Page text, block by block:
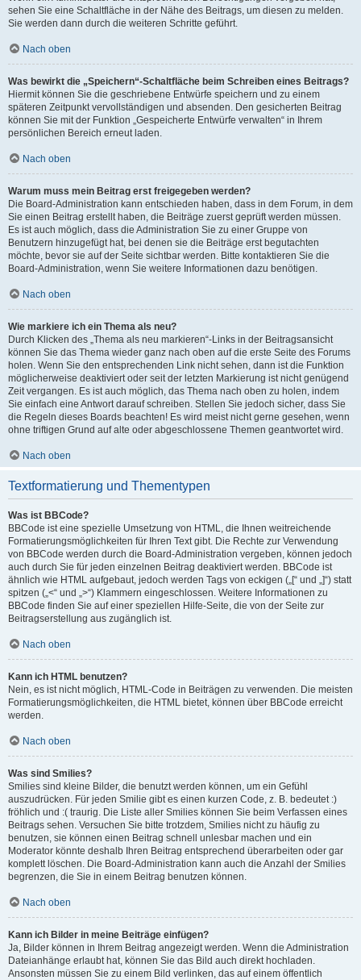
sehen Sie eine Schaltfläche in der Nähe des Beitrags, um diesen zu melden.
Sie werden dann durch die weiteren Schritte geführt.
Nach oben
Was bewirkt die „Speichern“-Schaltfläche beim Schreiben eines Beitrags?
Hiermit können Sie die geschriebene Entwürfe speichern und zu einem
späteren Zeitpunkt vervollständigen und absenden. Den gesicherten Beitrag
können Sie mit der Funktion „Gespeicherte Entwürfe verwalten“ in Ihrem
persönlichen Bereich erneut laden.
Nach oben
Warum muss mein Beitrag erst freigegeben werden?
Die Board-Administration kann entschieden haben, dass in dem Forum, in dem
Sie einen Beitrag erstellt haben, die Beiträge zuerst geprüft werden müssen.
Es ist auch möglich, dass die Administration Sie zu einer Gruppe von
Benutzern hinzugefügt hat, bei denen sie die Beiträge erst begutachten
möchte, bevor sie auf der Seite sichtbar werden. Bitte kontaktieren Sie die
Board-Administration, wenn Sie weitere Informationen dazu benötigen.
Nach oben
Wie markiere ich ein Thema als neu?
Durch Klicken des „Thema als neu markieren“-Links in der Beitragsansicht
können Sie das Thema wieder ganz nach oben auf die erste Seite des Forums
holen. Wenn Sie den entsprechenden Link nicht sehen, dann ist die Funktion
möglicherweise deaktiviert oder seit der letzten Markierung ist nicht genügend
Zeit vergangen. Es ist auch möglich, das Thema nach oben zu holen, indem
Sie einfach eine Antwort darauf schreiben. Stellen Sie jedoch sicher, dass Sie
die Regeln dieses Boards beachten! Es wird meist nicht gerne gesehen, wenn
ohne triftigen Grund auf alte oder abgeschlossene Themen geantwortet wird.
Nach oben
Textformatierung und Thementypen
Was ist BBCode?
BBCode ist eine spezielle Umsetzung von HTML, die Ihnen weitreichende
Formatierungsmöglichkeiten für Ihren Text gibt. Die Rechte zur Verwendung
von BBCode werden durch die Board-Administration vergeben, können jedoch
auch durch Sie für jeden einzelnen Beitrag deaktiviert werden. BBCode ist
ähnlich wie HTML aufgebaut, jedoch werden Tags von eckigen („[“ und „]“) statt
spitzen („<“ und „>“) Klammern eingeschlossen. Weitere Informationen zu
BBCode finden Sie auf einer speziellen Hilfe-Seite, die von der Seite zur
Beitragserstellung aus zugänglich ist.
Nach oben
Kann ich HTML benutzen?
Nein, es ist nicht möglich, HTML-Code in Beiträgen zu verwenden. Die meisten
Formatierungsmöglichkeiten, die HTML bietet, können über BBCode erreicht
werden.
Nach oben
Was sind Smilies?
Smilies sind kleine Bilder, die benutzt werden können, um ein Gefühl
auszudrücken. Für jeden Smilie gibt es einen kurzen Code, z. B. bedeutet :)
fröhlich und :( traurig. Die Liste aller Smilies können Sie beim Verfassen eines
Beitrags sehen. Versuchen Sie bitte trotzdem, Smilies nicht zu häufig zu
benutzen, sie können einen Beitrag schnell unlesbar machen und ein
Moderator könnte deshalb Ihren Beitrag entsprechend überarbeiten oder gar
komplett löschen. Die Board-Administration kann auch die Anzahl der Smilies
begrenzen, die Sie in einem Beitrag benutzen können.
Nach oben
Kann ich Bilder in meine Beiträge einfügen?
Ja, Bilder können in Ihrem Beitrag angezeigt werden. Wenn die Administration
Dateianhänge erlaubt hat, können Sie das Bild auch direkt hochladen.
Ansonsten müssen Sie zu einem Bild verlinken, das auf einem öffentlich